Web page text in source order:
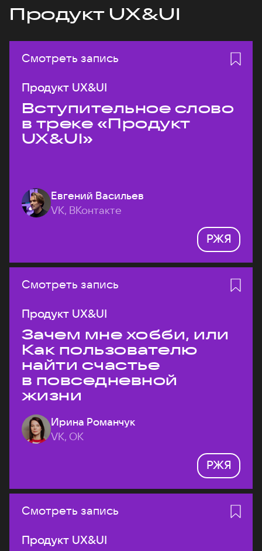
Продукт UX&UI
Смотреть запись
Продукт UX&UI
Вступительное слово
в треке «Продукт
UX&UI»
Евгений Васильев
VK, ВКонтакте
РЖЯ
Смотреть запись
Продукт UX&UI
Зачем мне хобби, или
Как пользователю
найти счастье
в повседневной
жизни
Ирина Романчук
VK, ОК
РЖЯ
Смотреть запись
Продукт UX&UI